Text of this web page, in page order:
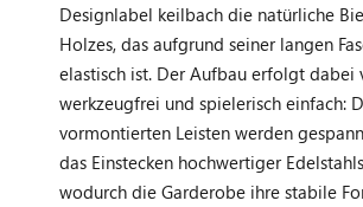
Designlabel keilbach die natürliche
Holzes, das aufgrund seiner langen
elastisch ist. Der Aufbau erfolgt dabei
werkzeugfrei und spielerisch einfach:
vormontierten Leisten werden
das Einstecken hochwertiger
wodurch die Garderobe ihre stabile